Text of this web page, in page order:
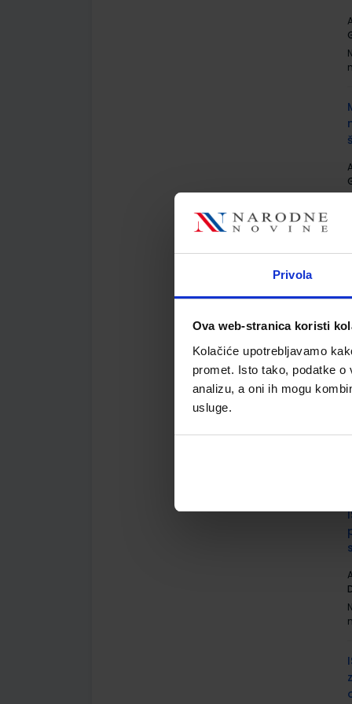
Privola
Ova web-stranica koristi
Kolačiće upotrebljavamo
promet. Isto tako, podatke
analizu, a oni ih mogu
usluge.